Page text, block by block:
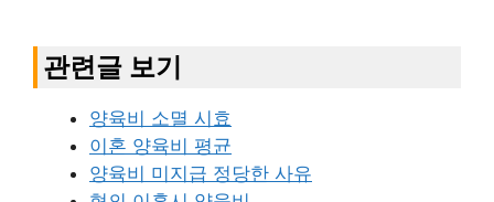
관련글 보기
양육비 소멸 시효
이혼 양육비 평균
양육비 미지급 정당한 사유